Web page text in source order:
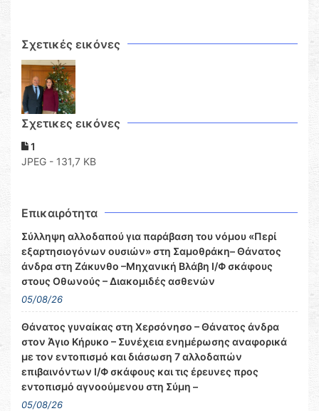
Σχετικές εικόνες
Σχετικες εικόνες
1
JPEG - 131,7 KB
Επικαιρότητα
Σύλληψη αλλοδαπού για παράβαση του νόμου «Περί
εξαρτησιογόνων ουσιών» στη Σαμοθράκη– Θάνατος
άνδρα στη Ζάκυνθο –Μηχανική Βλάβη Ι/Φ σκάφους
στους Οθωνούς – Διακομιδές ασθενών
05/08/26
Θάνατος γυναίκας στη Χερσόνησο – Θάνατος άνδρα
στον Άγιο Κήρυκο – Συνέχεια ενημέρωσης αναφορικά
με τον εντοπισμό και διάσωση 7 αλλοδαπών
επιβαινόντων Ι/Φ σκάφους και τις έρευνες προς
εντοπισμό αγνοούμενου στη Σύμη –
05/08/26